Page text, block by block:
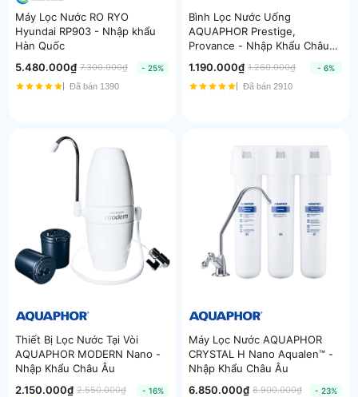
Máy Lọc Nước RO RYO
Hyundai RP903 - Nhập khẩu
Hàn Quốc
5.480.000₫ 7.300.000₫
- 25%
Đã bán 1390
Bình Lọc Nước Uống
AQUAPHOR Prestige,
Provance - Nhập Khẩu Châu
1.190.000₫ 1.260.000₫
- 6%
Đã bán 2910
Thiết Bị Lọc Nước Tại Vòi
AQUAPHOR MODERN Nano -
Nhập Khẩu Châu Âu
2.150.000₫ 2.550.000₫
- 16%
Máy Lọc Nước AQUAPHOR
CRYSTAL H Nano Aqualen™ -
Nhập Khẩu Châu Âu
6.850.000₫ 8.900.000₫
- 23%